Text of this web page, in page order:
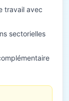
travail avec
sectorielles